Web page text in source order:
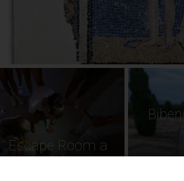
Escape Room a
Vilabertran